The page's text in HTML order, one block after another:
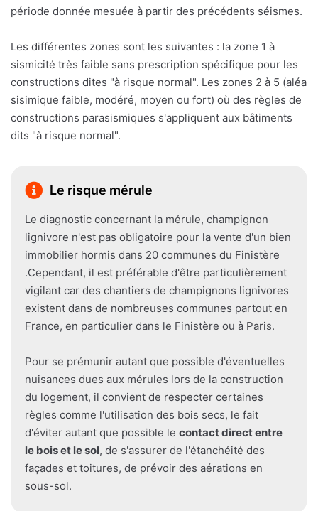
période donnée mesuée à partir des précédents séismes.
Les différentes zones sont les suivantes : la zone 1 à
sismicité très faible sans prescription spécifique pour les
constructions dites "à risque normal". Les zones 2 à 5 (aléa
sisimique faible, modéré, moyen ou fort) où des règles de
constructions parasismiques s'appliquent aux bâtiments
dits "à risque normal".
Le risque mérule
Le diagnostic concernant la mérule, champignon
lignivore n'est pas obligatoire pour la vente d'un bien
immobilier hormis dans 20 communes du Finistère
.Cependant, il est préférable d'être particulièrement
vigilant car des chantiers de champignons lignivores
existent dans de nombreuses communes partout en
France, en particulier dans le Finistère ou à Paris.
Pour se prémunir autant que possible d'éventuelles
nuisances dues aux mérules lors de la construction
du logement, il convient de respecter certaines
règles comme l'utilisation des bois secs, le fait
d'éviter autant que possible le contact direct entre
le bois et le sol, de s'assurer de l'étanchéité des
façades et toitures, de prévoir des aérations en
sous-sol.